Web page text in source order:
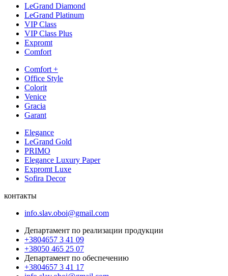
LeGrand Diamond
LeGrand Platinum
VIP Class
VIP Class Plus
Expromt
Comfort
Comfort +
Office Style
Colorit
Venice
Gracia
Garant
Elegance
LeGrand Gold
PRIMO
Elegance Luxury Paper
Expromt Luxe
Sofira Decor
контакты
info.slav.oboi@gmail.com
Департамент по реализации продукции
+3804657 3 41 09
+38050 465 25 07
Департамент по обеспечению
+3804657 3 41 17